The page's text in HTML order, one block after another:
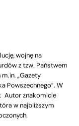
wojnę na
z tzw. Państwem
„Gazety
Powszechnego”. W
Autor znakomicie
w najbliższym